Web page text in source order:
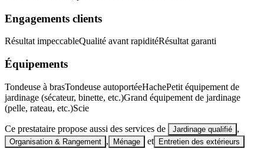
Engagements clients
Résultat impeccableQualité avant rapiditéRésultat garanti
Équipements
Tondeuse à brasTondeuse autoportéeHachePetit équipement de
jardinage (sécateur, binette, etc.)Grand équipement de jardinage
(pelle, rateau, etc.)Scie
Ce prestataire propose aussi des services de Jardinage qualifié ,
Organisation & Rangement , Ménage et Entretien des extérieurs